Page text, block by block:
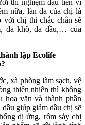
thí nghiệm đầu tiên vì
nữa, làn da của chị là
với chị thì chắc chắn sẽ
da khô, da dầu,… của
lập Ecolife
xà phòng làm sạch, vệ
thiên nhiên thì không
hoa văn và thành phần
giúp giảm dầu chị sẽ
dị ứng, rôm sảy chị